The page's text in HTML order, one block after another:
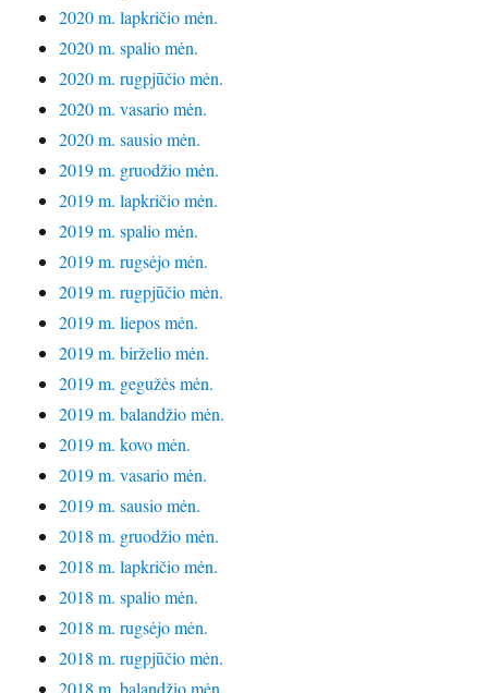
2020 m. lapkričio mėn.
2020 m. spalio mėn.
2020 m. rugpjūčio mėn.
2020 m. vasario mėn.
2020 m. sausio mėn.
2019 m. gruodžio mėn.
2019 m. lapkričio mėn.
2019 m. spalio mėn.
2019 m. rugsėjo mėn.
2019 m. rugpjūčio mėn.
2019 m. liepos mėn.
2019 m. birželio mėn.
2019 m. gegužės mėn.
2019 m. balandžio mėn.
2019 m. kovo mėn.
2019 m. vasario mėn.
2019 m. sausio mėn.
2018 m. gruodžio mėn.
2018 m. lapkričio mėn.
2018 m. spalio mėn.
2018 m. rugsėjo mėn.
2018 m. rugpjūčio mėn.
2018 m. balandžio mėn.